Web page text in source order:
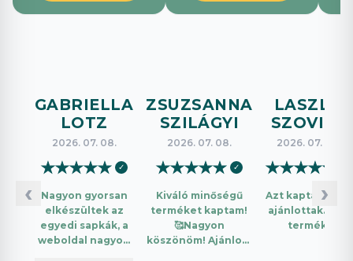
‹
GABRIELLA
LOTZ
2026. 07. 08.
★★★★★ ✓
Nagyon gyorsan
elkészültek az
egyedi sapkák, a
weboldal nagyon
ZSUZSANNA
SZILÁGYI
2026. 07. 08.
★★★★★ ✓
Kiváló minőségű
terméket kaptam!
🥰Nagyon
köszönöm! Ajánlom
LASZLO
SZOVICS
2026. 07. 08.
★★★★★
Azt kaptam amit
ajánlottak. Jó a
termék.
›